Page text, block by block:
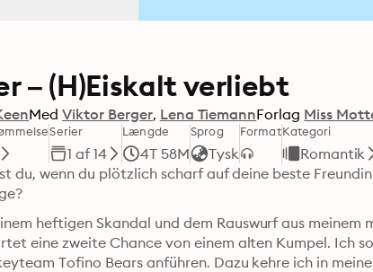
– (H)Eiskalt verliebt
Med Viktor Berger Lena TiemannForlag Miss
Serier
1 af 14
Længde
4T 58M
Sprog
Tysk
FormatKategori
Romantik
du, wenn du plötzlich scharf auf deine beste
heftigen Skandal und dem Rauswurf aus
eine zweite Chance von einem alten Kumpel. Ich
Tofino Bears anführen. Dazu kehre ich in